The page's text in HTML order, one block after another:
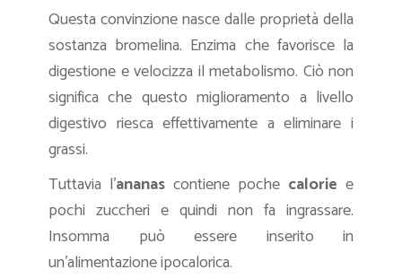
Questa convinzione nasce dalle proprietà della
sostanza bromelina. Enzima che favorisce la
digestione e velocizza il metabolismo. Ciò non
significa che questo miglioramento a livello
digestivo riesca effettivamente a eliminare i
grassi.
Tuttavia l’ananas contiene poche calorie e
pochi zuccheri e quindi non fa ingrassare.
Insomma può essere inserito in
un’alimentazione ipocalorica.